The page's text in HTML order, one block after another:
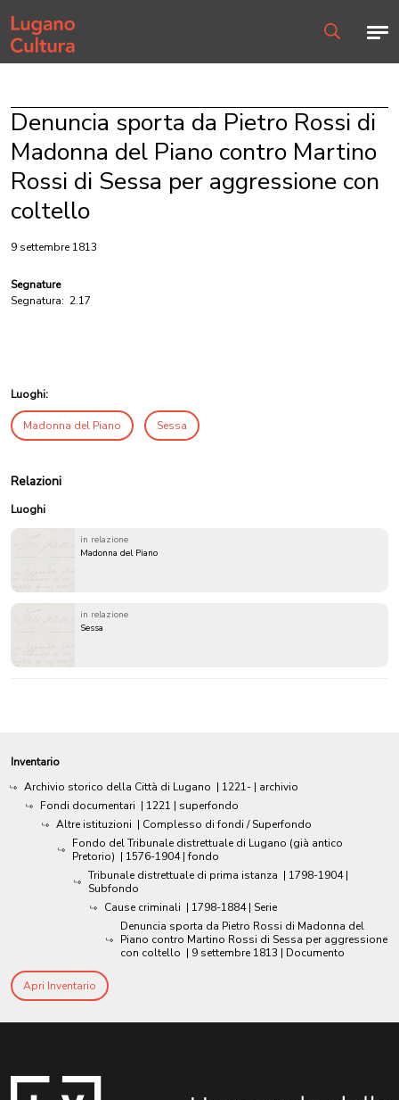
Home page
Denuncia sporta da Pietro Rossi di
Madonna del Piano contro Martino
Rossi di Sessa per aggressione con
coltello
9 settembre 1813
Segnature
Segnatura: 2.17
Luoghi:
Madonna del Piano Sessa
Relazioni
Luoghi
in relazione
Madonna del Piano
in relazione
Sessa
Inventario
Archivio storico della Città di Lugano | 1221- | archivio
Fondi documentari | 1221 | superfondo
Altre istituzioni | Complesso di fondi / Superfondo
Fondo del Tribunale distrettuale di Lugano (già antico
Pretorio) | 1576-1904 | fondo
Tribunale distrettuale di prima istanza | 1798-1904 |
Subfondo
Cause criminali | 1798-1884 | Serie
Denuncia sporta da Pietro Rossi di Madonna del
Piano contro Martino Rossi di Sessa per aggressione
con coltello | 9 settembre 1813 | Documento
Apri Inventario